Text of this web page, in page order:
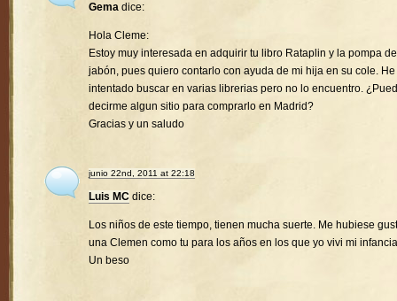
Gema dice:
Hola Cleme:
Estoy muy interesada en adquirir tu libro Rataplin y la pompa de
jabón, pues quiero contarlo con ayuda de mi hija en su cole. He
intentado buscar en varias librerias pero no lo encuentro.
decirme algun sitio para comprarlo en Madrid?
Gracias y un saludo
junio 22nd, 2011 at 22:18
Luis MC dice:
Los niños de este tiempo, tienen mucha suerte. Me hubiese
una Clemen como tu para los años en los que yo vivi mi
Un beso